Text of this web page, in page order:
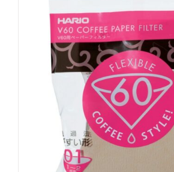
Hario V60 paberfiltrid Misarashi 01